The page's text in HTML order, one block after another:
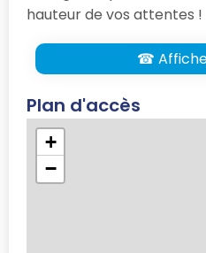
hauteur de vos attentes !
☎
Plan d'accès
+
−